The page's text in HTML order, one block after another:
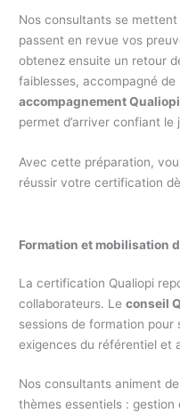
Nos consultants se
passent en revue vos
obtenez ensuite un retour
faiblesses, accompagné
accompagnement Qualiopi
permet d’arriver confiant le
Avec cette préparation,
réussir votre certification
Formation et mobilisation
La certification Qualiopi
collaborateurs. Leconseil
sessions de formation pour
exigences du référentiel et
Nos consultants animent
thèmes essentiels :